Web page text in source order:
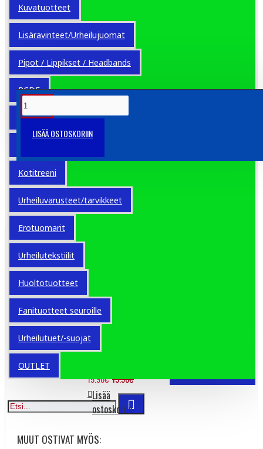
Kuvatuotteet
Lisäravinteet/Urheilujuomat
Pipot / Lippikset / Headbands
RCDE
Seurojen tuotteet
Kotitreeni
Urheiluvarusteet/tarvikkeet
Erotuomarit
Urheilutekstiilit
Huoltotuotteet
Fanituotteet seuroille
Urheilutuet/-suojat
OUTLET
30.00€
Veroton: 23.90€
Koordinaatiorenkaat
LISÄÄ OSTOSKORIIN
TUOTETIEDOT
kantokassissa.
Settiin kuuluu 12 rengasta.
Sisähalkaisija 41 cm
Avainsanat:
tammikuu syyskuu
ERIKOISTARJOUKSET
75.91€ 94.02€
Lisää
15.90€ 19.90€
Lisää
ostoskoriin
MUUT OSTIVAT MYÖS: